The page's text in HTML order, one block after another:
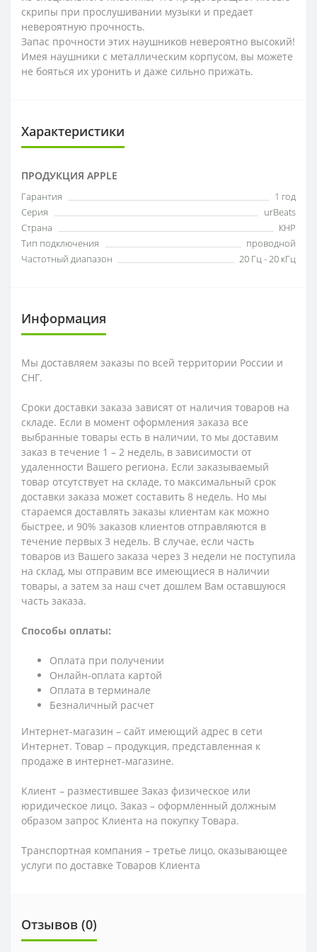
скрипы при прослушивании музыки и предает
невероятную прочность.
Запас прочности этих наушников невероятно высокий!
Имея наушники с металлическим корпусом, вы можете
не бояться их уронить и даже сильно прижать.
Характеристики
ПРОДУКЦИЯ APPLE
Гарантия
1 год
Серия
urBeats
Страна
КНР
Тип подключения
проводной
Частотный диапазон
20 Гц - 20 кГц
Информация
Мы доставляем заказы по всей территории России и
СНГ.
Сроки доставки заказа зависят от наличия товаров на
складе. Если в момент оформления заказа все
выбранные товары есть в наличии, то мы доставим
заказ в течение 1 – 2 недель, в зависимости от
удаленности Вашего региона. Если заказываемый
товар отсутствует на складе, то максимальный срок
доставки заказа может составить 8 недель. Но мы
стараемся доставлять заказы клиентам как можно
быстрее, и 90% заказов клиентов отправляются в
течение первых 3 недель. В случае, если часть
товаров из Вашего заказа через 3 недели не поступила
на склад, мы отправим все имеющиеся в наличии
товары, а затем за наш счет дошлем Вам оставшуюся
часть заказа.
Способы оплаты:
Оплата при получении
Онлайн-оплата картой
Оплата в терминале
Безналичный расчет
Интернет-магазин – сайт имеющий адрес в сети
Интернет. Товар – продукция, представленная к
продаже в интернет-магазине.
Клиент – разместившее Заказ физическое или
юридическое лицо. Заказ – оформленный должным
образом запрос Клиента на покупку Товара.
Транспортная компания – третье лицо, оказывающее
услуги по доставке Товаров Клиента
Отзывов (0)